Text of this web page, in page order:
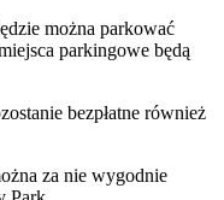
można parkować
parkingowe będą
bezpłatne również
za nie wygodnie